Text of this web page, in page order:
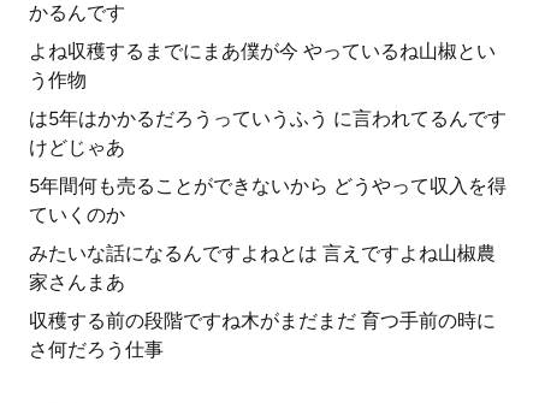
かるんです
よね収穫するまでにまあ僕が今 やっているね山椒とい
う作物
は5年はかかるだろうっていうふう に言われてるんです
けどじゃあ
5年間何も売ることができないから どうやって収入を得
ていくのか
みたいな話になるんですよねとは 言えですよね山椒農
家さんまあ
収穫する前の段階ですね木がまだまだ 育つ手前の時に
さ何だろう仕事